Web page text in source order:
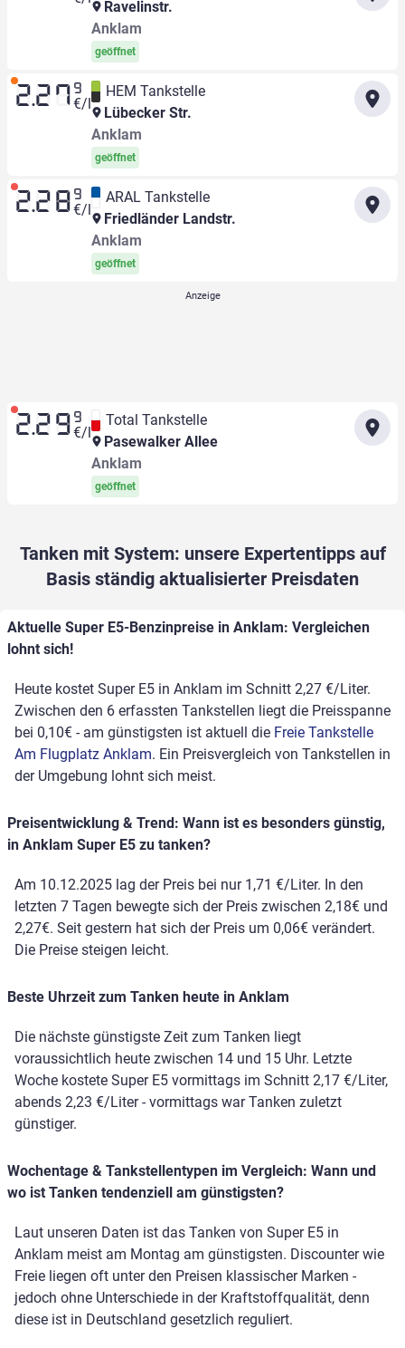
Ravelinstr.
Anklam
geöffnet
2.27 9
€/l
HEM Tankstelle
Lübecker Str.
Anklam
geöffnet
2.28 9
€/l
ARAL Tankstelle
Friedländer Landstr.
Anklam
geöffnet
2.29 9
€/l
Total Tankstelle
Pasewalker Allee
Anklam
geöffnet
Tanken mit System: unsere Expertentipps auf
Basis ständig aktualisierter Preisdaten
Aktuelle Super E5-Benzinpreise in Anklam: Vergleichen
lohnt sich!
Heute kostet Super E5 in Anklam im Schnitt 2,27 €/Liter.
Zwischen den 6 erfassten Tankstellen liegt die Preisspanne
bei 0,10€ - am günstigsten ist aktuell die Freie Tankstelle
Am Flugplatz Anklam. Ein Preisvergleich von Tankstellen in
der Umgebung lohnt sich meist.
Preisentwicklung & Trend: Wann ist es besonders günstig,
in Anklam Super E5 zu tanken?
Am 10.12.2025 lag der Preis bei nur 1,71 €/Liter. In den
letzten 7 Tagen bewegte sich der Preis zwischen 2,18€ und
2,27€. Seit gestern hat sich der Preis um 0,06€ verändert.
Die Preise steigen leicht.
Beste Uhrzeit zum Tanken heute in Anklam
Die nächste günstigste Zeit zum Tanken liegt
voraussichtlich heute zwischen 14 und 15 Uhr. Letzte
Woche kostete Super E5 vormittags im Schnitt 2,17 €/Liter,
abends 2,23 €/Liter - vormittags war Tanken zuletzt
günstiger.
Wochentage & Tankstellentypen im Vergleich: Wann und
wo ist Tanken tendenziell am günstigsten?
Laut unseren Daten ist das Tanken von Super E5 in
Anklam meist am Montag am günstigsten. Discounter wie
Freie liegen oft unter den Preisen klassischer Marken -
jedoch ohne Unterschiede in der Kraftstoffqualität, denn
diese ist in Deutschland gesetzlich reguliert.